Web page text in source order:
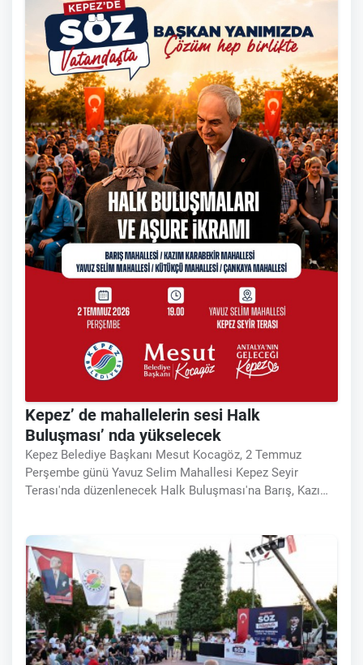
Kepez’ de mahallelerin sesi Halk
Buluşması’ nda yükselecek
Kepez Belediye Başkanı Mesut Kocagöz, 2 Temmuz
Perşembe günü Yavuz Selim Mahallesi Kepez Seyir
Terası'nda düzenlenecek Halk Buluşması'na Barış, Kazım